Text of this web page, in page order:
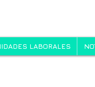
LABORALES